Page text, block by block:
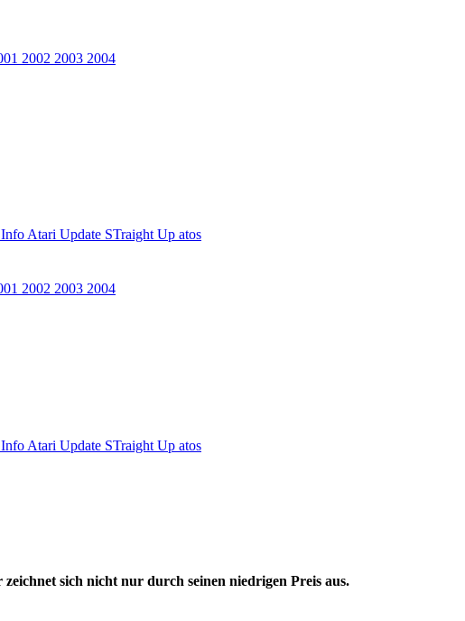
2002 2003 2004
Atari Update STraight Up atos
2002 2003 2004
Atari Update STraight Up atos
sich nicht nur durch seinen niedrigen Preis aus.